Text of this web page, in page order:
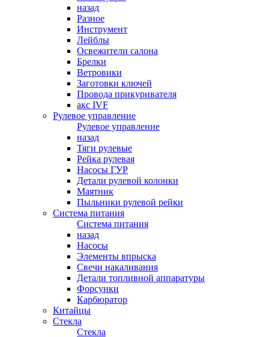
назад
Разное
Инструмент
Лейблы
Освежители салона
Брелки
Ветровики
Заготовки ключей
Провода прикуривателя
акс IVF
Рулевое управление
Рулевое управление
назад
Тяги рулевые
Рейка рулевая
Насосы ГУР
Детали рулевой колонки
Маятник
Пыльники рулевой рейки
Система питания
Система питания
назад
Насосы
Элементы впрыска
Свечи накаливания
Детали топливной аппаратуры
Форсунки
Карбюратор
Китайцы
Стекла
Стекла